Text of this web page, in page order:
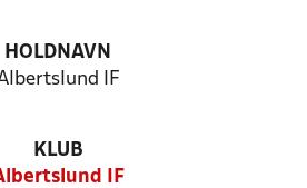
HOLDNAVN
IF
KLUB
IF